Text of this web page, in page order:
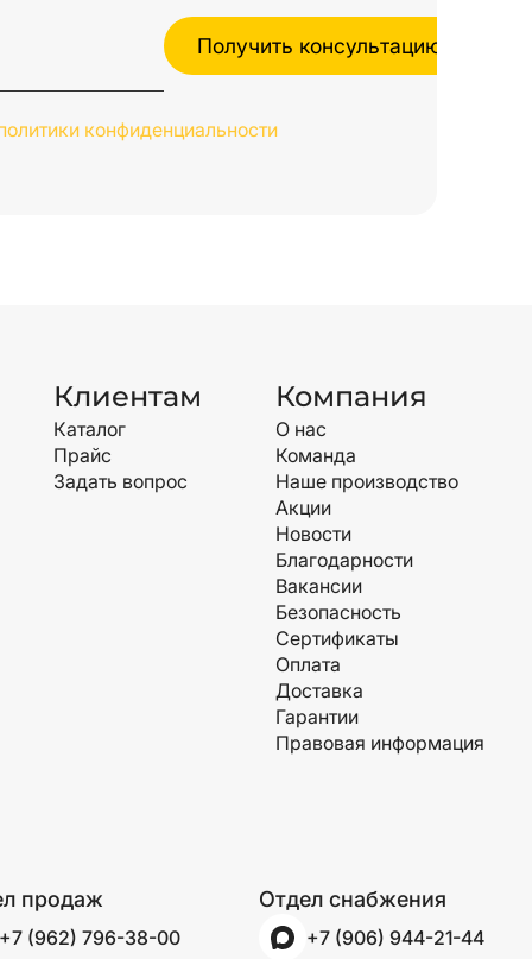
конфиденциальности
Клиентам
Каталог
Прайс
Задать вопрос
Компания
О нас
Команда
Наше производство
Акции
Новости
Благодарности
Вакансии
Безопасность
Сертификаты
Оплата
Доставка
Гарантии
Правовая информация
продаж
+7 (962) 796-38-00
Отдел снабжения
+7 (906) 944-21-44